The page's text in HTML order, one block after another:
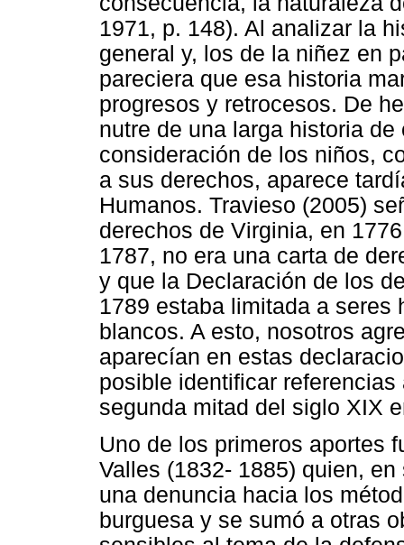
1971, p. 148). Al analizar la
general y, los de la niñez en
pareciera que esa historia
progresos y retrocesos. De
nutre de una larga historia
consideración de los niños,
a sus derechos, aparece
Humanos. Travieso (2005)
derechos de Virginia, en
1787, no era una carta de
y que la Declaración de los
1789 estaba limitada a
blancos. A esto, nosotros
aparecían en estas
posible identificar
segunda mitad del siglo XIX
Uno de los primeros aportes
Valles (1832- 1885) quien,
una denuncia hacia los
burguesa y se sumó a otras